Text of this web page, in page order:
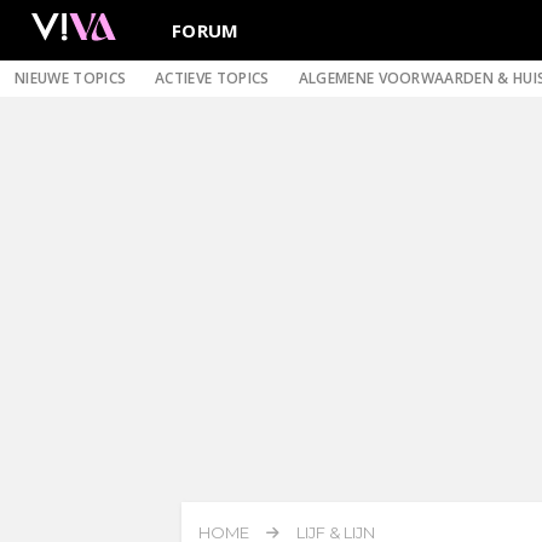
FORUM
NIEUWE TOPICS ACTIEVE TOPICS ALGEMENE VOORWAARDEN &
HOME LIJF & LIJN